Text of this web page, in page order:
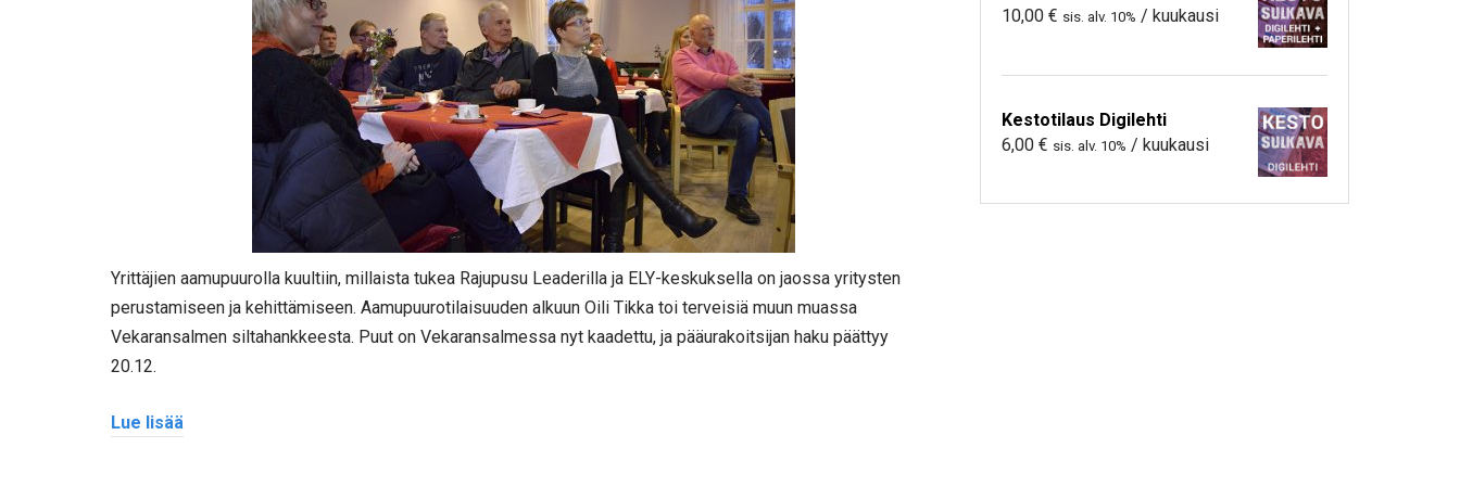
Yrittäjien aamupuurolla kuultiin, millaista tukea Rajupusu Leaderilla ja ELY-keskuksella on jaossa yritysten
perustamiseen ja kehittämiseen. Aamupuurotilaisuuden alkuun Oili Tikka toi terveisiä muun muassa
Vekaransalmen siltahankkeesta. Puut on Vekaransalmessa nyt kaadettu, ja pääurakoitsijan haku päättyy
20.12.
Lue lisää
10,00 € sis. alv. 10% / kuukausi
Kestotilaus Digilehti
6,00 € sis. alv. 10% / kuukausi